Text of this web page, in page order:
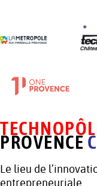
PROVENCE
Le lieu de
entrepreneuriale